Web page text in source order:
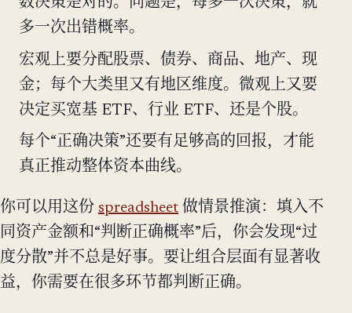
多一次出错概率。
宏观上要分配股票、债券、商品、地产、现
金；每个大类里又有地区维度。微观上又要
决定买宽基 ETF、行业 ETF、还是个股。
每个“正确决策”还要有足够高的回报，才能
真正推动整体资本曲线。
你可以用这份 spreadsheet 做情景推演：填入不
同资产金额和“判断正确概率”后，你会发现“过
度分散”并不总是好事。要让组合层面有显著收
益，你需要在很多环节都判断正确。